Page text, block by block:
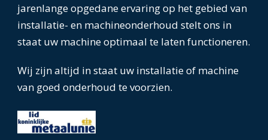
jarenlange opgedane ervaring op het gebied van
installatie- en machineonderhoud stelt ons in
staat uw machine optimaal te laten functioneren.
Wij zijn altijd in staat uw installatie of machine
van goed onderhoud te voorzien.